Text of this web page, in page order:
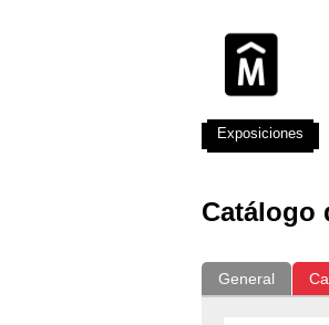
Catálogo
General
Exposiciones